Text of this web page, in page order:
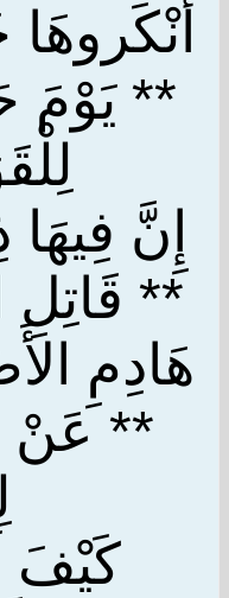
** يَوْمَ
إِنَّ
** قَاتِلِ
هَادِمِ
** عَنْ
كَيْفَ